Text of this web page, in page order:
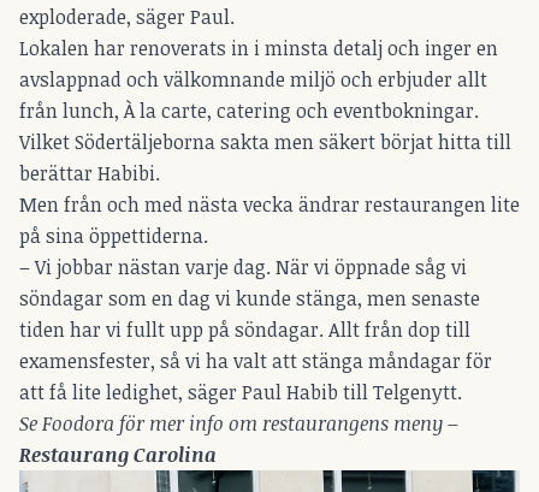
exploderade, säger Paul.
Lokalen har renoverats in i minsta detalj och inger en
avslappnad och välkomnande miljö och erbjuder allt
från lunch, À la carte, catering och eventbokningar.
Vilket Södertäljeborna sakta men säkert börjat hitta till
berättar Habibi.
Men från och med nästa vecka ändrar restaurangen lite
på sina öppettiderna.
– Vi jobbar nästan varje dag. När vi öppnade såg vi
söndagar som en dag vi kunde stänga, men senaste
tiden har vi fullt upp på söndagar. Allt från dop till
examensfester, så vi ha valt att stänga måndagar för
att få lite ledighet, säger Paul Habib till Telgenytt.
Se Foodora för mer info om restaurangens meny–
Restaurang Carolina